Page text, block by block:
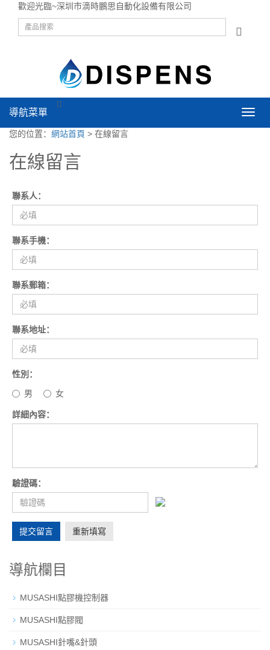
歡迎光臨~深圳市滴時鵬思自動化設備有限公司
導
導航菜單
您的位置： 網站首頁 > 在線留言
在線留言
聯系人：
聯系手機：
聯系郵箱：
聯系地址：
性別：
男
女
詳細內容：
驗證碼：
提交留言 重新填寫
導航欄目
MUSASHI點膠機控制器
MUSASHI點膠閥
MUSASHI針嘴&針頭